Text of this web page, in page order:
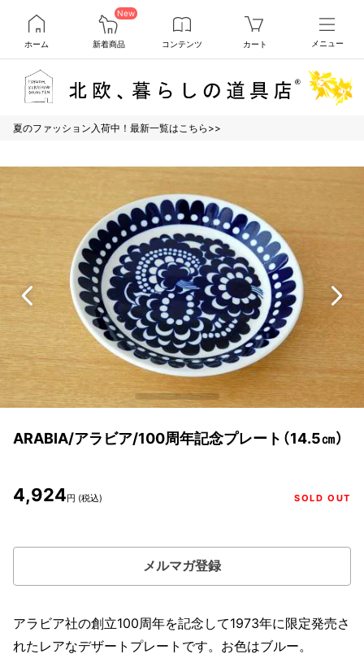
ホーム
New
新着商品 コンテンツ カート メニュー
夏のファッション入荷中！最新一覧はこちら>>
ARABIA/アラビア/100周年記念プレート（14.5㎝）
4,924円 (税込) SOLD OUT
メルマガ登録
アラビア社の創立100周年を記念して1973年に限定発売さ
れたレアなデザートプレートです。お色はブルー。